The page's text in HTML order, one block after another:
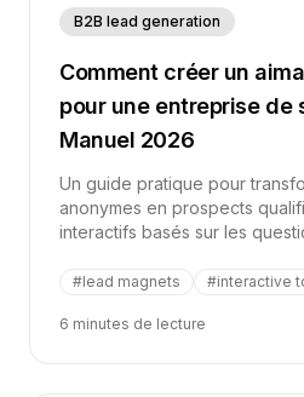
B2B lead generation
Comment créer un
pour une entreprise de
Manuel 2026
Un guide pratique pour
anonymes en prospects
interactifs basés sur les
de conseil et les entreprises
#lead magnets #interactive
6 minutes de lecture